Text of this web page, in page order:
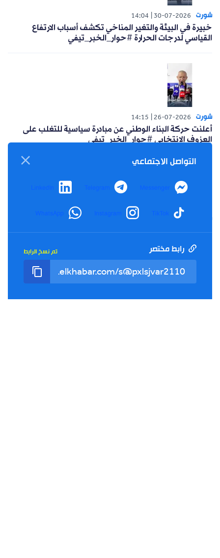
02-08-2026
تعويضات وضمانات.. هكذا يحمي راكب الحافلة حقوقه عند
وقوع حادث #حوار_الخبر_تيفي
30-07-2026
14:04
القياسي لدرجات الحرارة #حوار_الخبر_تيفي
أعلنت حركة البناء الوطني عن مبادرة سياسية للتغلب على
التواصل الاجتماعي
Messenger
Telegram
LinkedIn
TikTok
Instagram
WhatsApp
رابط مختصر تم نسخ الرابط